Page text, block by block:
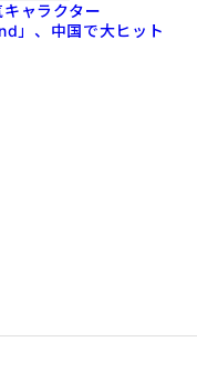
ャラクター
」、中国で大ヒット